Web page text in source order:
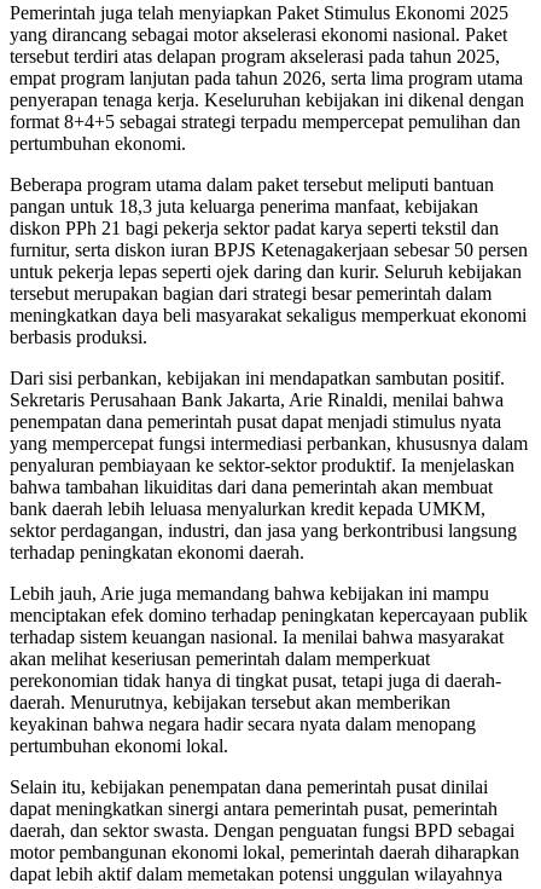
Pemerintah juga telah menyiapkan Paket Stimulus Ekonomi 2025
yang dirancang sebagai motor akselerasi ekonomi nasional. Paket
tersebut terdiri atas delapan program akselerasi pada tahun 2025,
empat program lanjutan pada tahun 2026, serta lima program utama
penyerapan tenaga kerja. Keseluruhan kebijakan ini dikenal dengan
format 8+4+5 sebagai strategi terpadu mempercepat pemulihan dan
pertumbuhan ekonomi.
Beberapa program utama dalam paket tersebut meliputi bantuan
pangan untuk 18,3 juta keluarga penerima manfaat, kebijakan
diskon PPh 21 bagi pekerja sektor padat karya seperti tekstil dan
furnitur, serta diskon iuran BPJS Ketenagakerjaan sebesar 50 persen
untuk pekerja lepas seperti ojek daring dan kurir. Seluruh kebijakan
tersebut merupakan bagian dari strategi besar pemerintah dalam
meningkatkan daya beli masyarakat sekaligus memperkuat ekonomi
berbasis produksi.
Dari sisi perbankan, kebijakan ini mendapatkan sambutan positif.
Sekretaris Perusahaan Bank Jakarta, Arie Rinaldi, menilai bahwa
penempatan dana pemerintah pusat dapat menjadi stimulus nyata
yang mempercepat fungsi intermediasi perbankan, khususnya dalam
penyaluran pembiayaan ke sektor-sektor produktif. Ia menjelaskan
bahwa tambahan likuiditas dari dana pemerintah akan membuat
bank daerah lebih leluasa menyalurkan kredit kepada UMKM,
sektor perdagangan, industri, dan jasa yang berkontribusi langsung
terhadap peningkatan ekonomi daerah.
Lebih jauh, Arie juga memandang bahwa kebijakan ini mampu
menciptakan efek domino terhadap peningkatan kepercayaan publik
terhadap sistem keuangan nasional. Ia menilai bahwa masyarakat
akan melihat keseriusan pemerintah dalam memperkuat
perekonomian tidak hanya di tingkat pusat, tetapi juga di daerah-
daerah. Menurutnya, kebijakan tersebut akan memberikan
keyakinan bahwa negara hadir secara nyata dalam menopang
pertumbuhan ekonomi lokal.
Selain itu, kebijakan penempatan dana pemerintah pusat dinilai
dapat meningkatkan sinergi antara pemerintah pusat, pemerintah
daerah, dan sektor swasta. Dengan penguatan fungsi BPD sebagai
motor pembangunan ekonomi lokal, pemerintah daerah diharapkan
dapat lebih aktif dalam memetakan potensi unggulan wilayahnya